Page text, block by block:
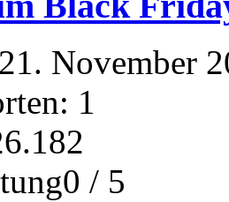
November
1
/ 5